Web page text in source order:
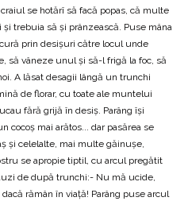
se hotărî să facă popas, că multe
trebuia să și prânzească. Puse mâna
prin desișuri către locul unde
să vâneze unul și să-l frigă la foc, să
A lăsat desagii lângă un trunchi
de florar, cu toate ale muntelui
fără grijă în desiș. Parâng își
cocoș mai arătos... dar pasărea se
și celelalte, mai multe găinuşe,
se apropie tiptil, cu arcul pregătit
de după trunchi:- Nu mă ucide,
rămân în viață! Parâng puse arcul